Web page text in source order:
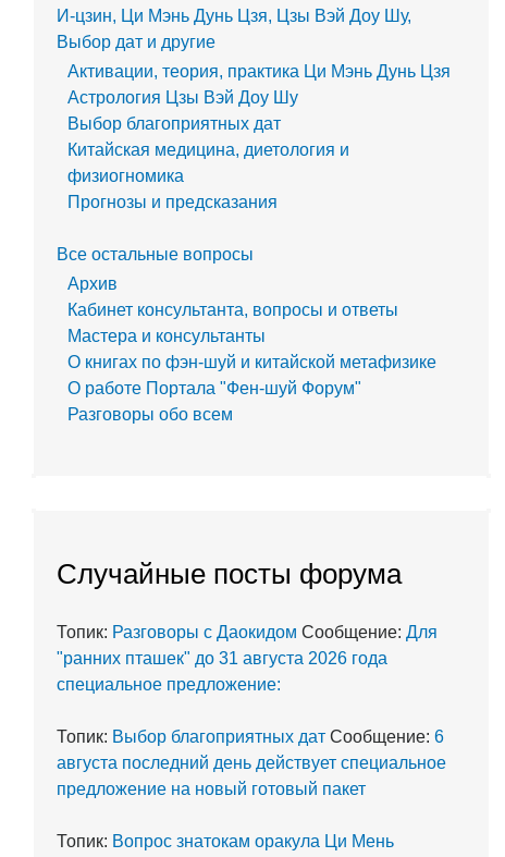
И-цзин, Ци Мэнь Дунь Цзя, Цзы Вэй Доу Шу,
Выбор дат и другие
Активации, теория, практика Ци Мэнь Дунь Цзя
Астрология Цзы Вэй Доу Шу
Выбор благоприятных дат
Китайская медицина, диетология и
физиогномика
Прогнозы и предсказания
Все остальные вопросы
Архив
Кабинет консультанта, вопросы и ответы
Мастера и консультанты
О книгах по фэн-шуй и китайской метафизике
О работе Портала "Фен-шуй Форум"
Разговоры обо всем
Случайные посты форума
Топик: Разговоры с Даокидом Сообщение: Для
"ранних пташек" до 31 августа 2026 года
специальное предложение:
Топик: Выбор благоприятных дат Сообщение: 6
августа последний день действует специальное
предложение на новый готовый пакет
Топик: Вопрос знатокам оракула Ци Мень